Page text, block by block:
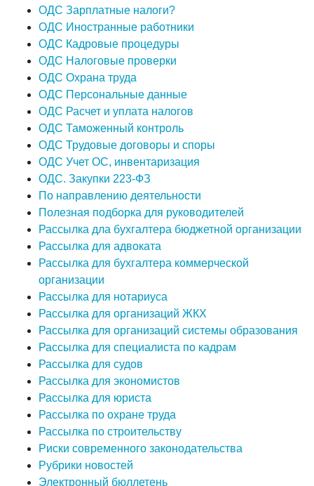
ОДС Зарплатные налоги?
ОДС Иностранные работники
ОДС Кадровые процедуры
ОДС Налоговые проверки
ОДС Охрана труда
ОДС Персональные данные
ОДС Расчет и уплата налогов
ОДС Таможенный контроль
ОДС Трудовые договоры и споры
ОДС Учет ОС, инвентаризация
ОДС. Закупки 223-ФЗ
По направлению деятельности
Полезная подборка для руководителей
Рассылка дла бухгалтера бюджетной организации
Рассылка для адвоката
Рассылка для бухгалтера коммерческой
организации
Рассылка для нотариуса
Рассылка для организаций ЖКХ
Рассылка для организаций системы образования
Рассылка для специалиста по кадрам
Рассылка для судов
Рассылка для экономистов
Рассылка для юриста
Рассылка по охране труда
Рассылка по строительству
Риски современного законодательства
Рубрики новостей
Электронный бюллетень